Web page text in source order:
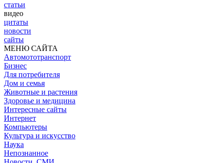
статьи
видео
цитаты
новости
сайты
МЕНЮ САЙТА
Автомототранспорт
Бизнес
Для потребителя
Дом и семья
Животные и растения
Здоровье и медицина
Интересные сайты
Интернет
Компьютеры
Культура и искусство
Наука
Непознанное